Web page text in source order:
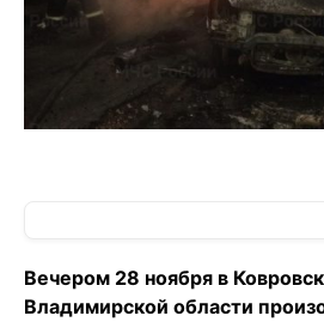
Вечером 28 ноября в
Владимирской области